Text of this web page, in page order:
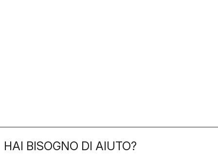
HAI BISOGNO DI AIUTO?